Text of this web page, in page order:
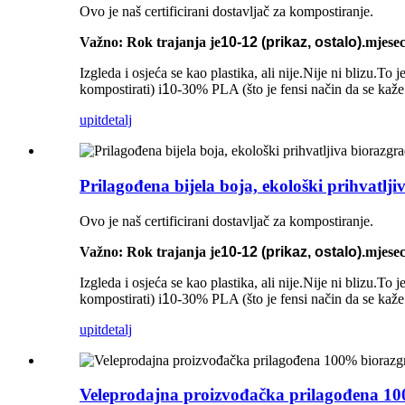
Ovo je naš certificirani dostavljač za kompostiranje.
Važno: Rok trajanja je10-12 (prikaz, ostalo).
Izgleda i osjeća se kao plastika, ali nije.Nije ni blizu.To
kompostirati) i10-30% PLA (što je fensi način da se
upitdetalj
Prilagođena bijela boja, ekološki
Ovo je naš certificirani dostavljač za kompostiranje.
Važno: Rok trajanja je10-12 (prikaz, ostalo).
Izgleda i osjeća se kao plastika, ali nije.Nije ni blizu.To
kompostirati) i10-30% PLA (što je fensi način da se
upitdetalj
Veleprodajna proizvođačka prilagođena